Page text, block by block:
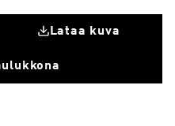
Lataa kuva